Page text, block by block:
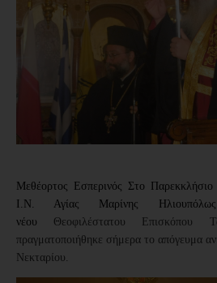
Μεθέορτος Εσπερινός Στο
Ι.Ν. Αγίας Μαρίνης
νέου Θεοφιλέστατου Επισκόπου
πραγματοποιήθηκε σήμερα το απόγευμα
Νεκταρίου.